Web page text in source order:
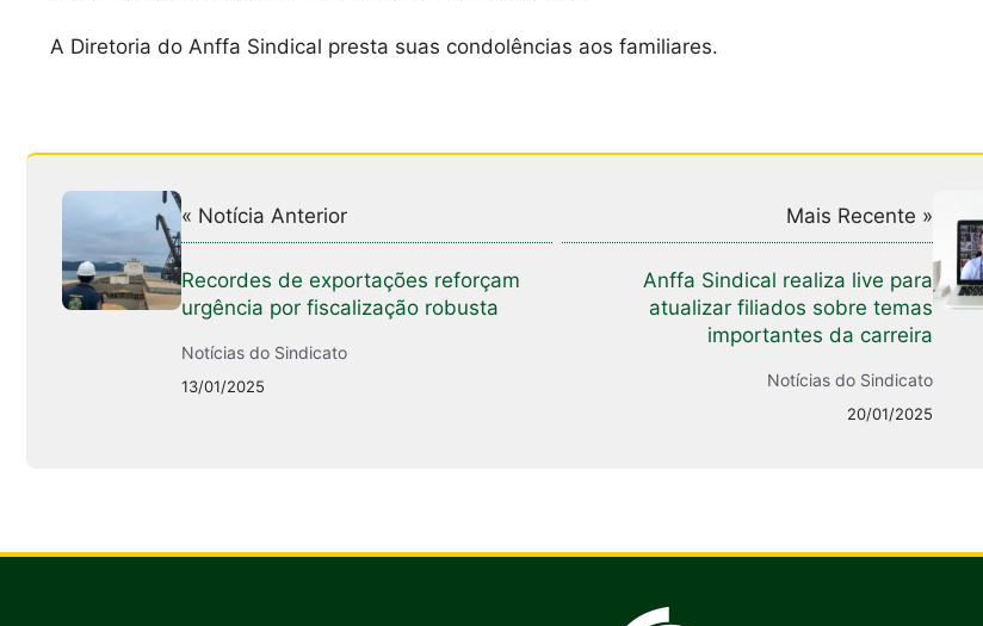
A Diretoria do Anffa Sindical presta suas condolências aos familiares.
« Notícia Anterior
Recordes de exportações reforçam
urgência por fiscalização robusta
Notícias do Sindicato
13/01/2025
Mais Recente »
Anffa Sindical realiza live para
atualizar filiados sobre temas
importantes da carreira
Notícias do Sindicato
20/01/2025